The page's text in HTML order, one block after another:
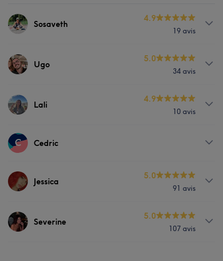
Sosaveth
4.9
19 avis
Prestations
Ugo
5.0
34 avis
Prestations
Lali
4.9
10 avis
Prestations
C Cedric
Prestations
Jessica
5.0
91 avis
Prestations
Severine
5.0
107 avis